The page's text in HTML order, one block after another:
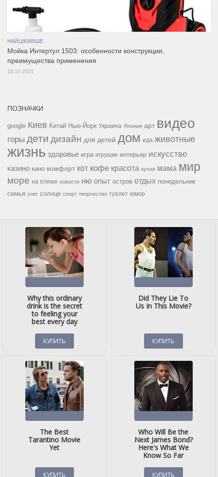
НАЙЦІКАВІШЕ
Мойка Интертул 1503: особенности конструкции,
преимущества применения
18.10.2021
ПОЗНАЧКИ
google Киев Китай Нью-Йорк Украина Япония арт видео
горы дети дизайн для детей дом еда животные
жизнь здоровье игра игрушки интерьер искусство
казино кино комфорт кот кофе красота кухня мама мир
море на пляже новости ню опыт остров отдых понедельник
семья снег солнце спорт творчество туалет юмор